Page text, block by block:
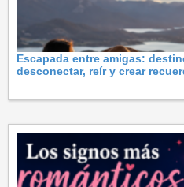
Escapada entre amigas:
desconectar, reír y crear